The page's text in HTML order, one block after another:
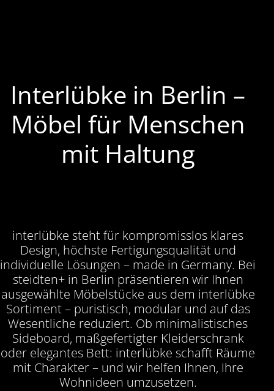
Interlübke in Berlin –
Möbel für Menschen
mit Haltung
interlübke steht für kompromisslos klares
Design, höchste Fertigungsqualität und
individuelle Lösungen – made in Germany. Bei
steidten+ in Berlin präsentieren wir Ihnen
ausgewählte Möbelstücke aus dem interlübke
Sortiment – puristisch, modular und auf das
Wesentliche reduziert. Ob minimalistisches
Sideboard, maßgefertigter Kleiderschrank
oder elegantes Bett: interlübke schafft Räume
mit Charakter – und wir helfen Ihnen, Ihre
Wohnideen umzusetzen.